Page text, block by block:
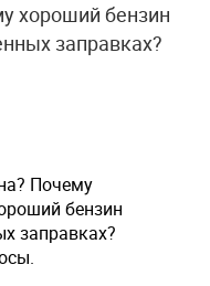
хороший бензин
заправках?
Почему
бензин
заправках?